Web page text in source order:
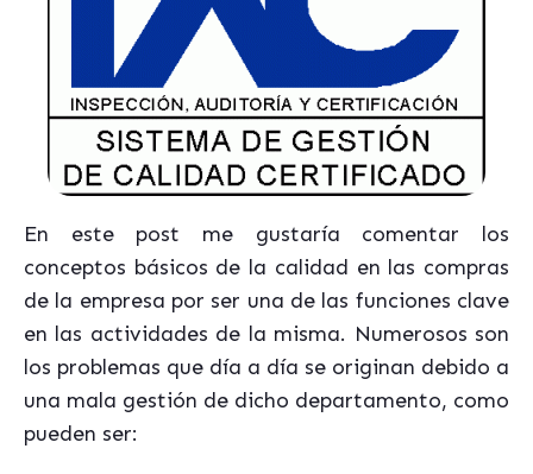
En este post me gustaría comentar los
conceptos básicos de la calidad en las compras
de la empresa por ser una de las funciones clave
en las actividades de la misma. Numerosos son
los problemas que día a día se originan debido a
una mala gestión de dicho departamento, como
pueden ser: